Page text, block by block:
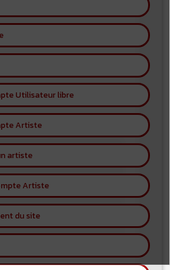
Utilisateur libre
Artiste
artiste
Artiste
du site